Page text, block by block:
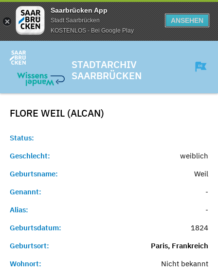
Saarbrücken App
Stadt Saarbrücken
KOSTENLOS - Bei Google Play
ANSEHEN
STADTARCHIV
SAARBRÜCKEN
FLORE WEIL (ALCAN)
Status:
Geschlecht:
weiblich
Geburtsname:
Weil
Genannt:
-
Alias:
-
Geburtsdatum:
1824
Geburtsort:
Paris, Frankreich
Wohnort:
Nicht bekannt